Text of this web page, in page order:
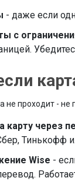
- даже если
с
проходит - не
карту через
Тинькофф
Wise -